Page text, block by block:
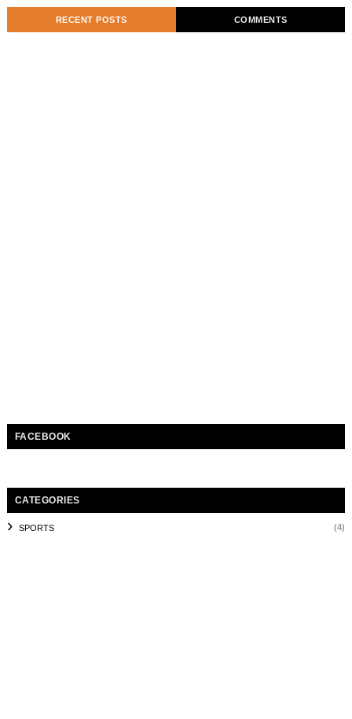
RECENT POSTS COMMENTS
FACEBOOK
CATEGORIES
SPORTS (4)